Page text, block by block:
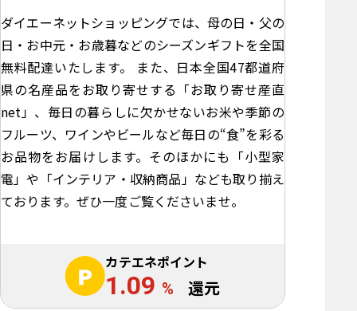
ダイエーネットショッピングでは、母の日・父の
日・お中元・お歳暮などのシーズンギフトを全国
無料配達いたします。 また、日本全国47都道府
県の名産品をお取り寄せする「お取り寄せ産直
net」、毎日の暮らしに欠かせないお米や季節の
フルーツ、ワインやビールなど毎日の“食”を彩る
お品物をお届けします。そのほかにも「小型家
電」や「インテリア・収納商品」なども取り揃え
ております。ぜひ一度ご覧くださいませ。
カテエネポイント
1.09 % 還元